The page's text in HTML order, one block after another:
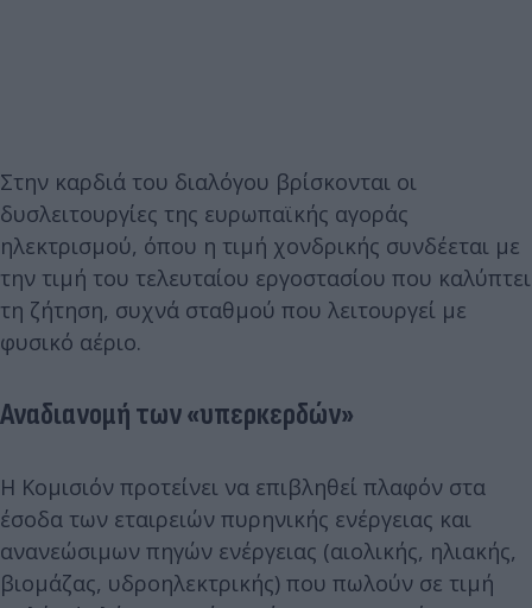
Στην καρδιά του διαλόγου βρίσκονται οι
δυσλειτουργίες της ευρωπαϊκής αγοράς
ηλεκτρισμού, όπου η τιμή χονδρικής συνδέεται με
την τιμή του τελευταίου εργοστασίου που καλύπτει
τη ζήτηση, συχνά σταθμού που λειτουργεί με
φυσικό αέριο.
Αναδιανομή των «υπερκερδών»
Η Κομισιόν προτείνει να επιβληθεί πλαφόν στα
έσοδα των εταιρειών πυρηνικής ενέργειας και
ανανεώσιμων πηγών ενέργειας (αιολικής, ηλιακής,
βιομάζας, υδροηλεκτρικής) που πωλούν σε τιμή